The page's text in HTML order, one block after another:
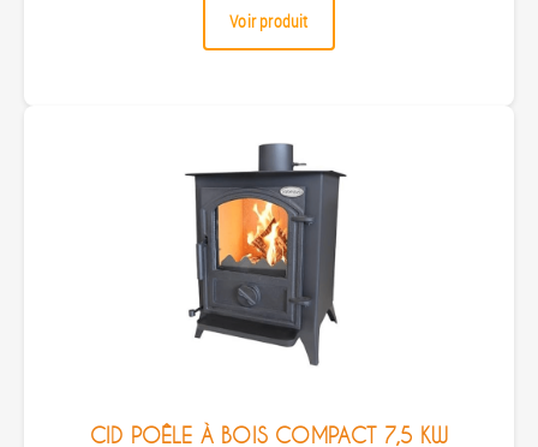
Voir produit
CID POÊLE À BOIS COMPACT 7,5 KW